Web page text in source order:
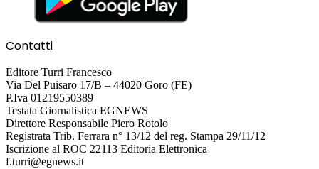
Contatti
Editore Turri Francesco
Via Del Puisaro 17/B – 44020 Goro (FE)
P.Iva 01219550389
Testata Giornalistica EGNEWS
Direttore Responsabile Piero Rotolo
Registrata Trib. Ferrara n° 13/12 del reg. Stampa 29/11/12
Iscrizione al ROC 22113 Editoria Elettronica
f.turri@egnews.it